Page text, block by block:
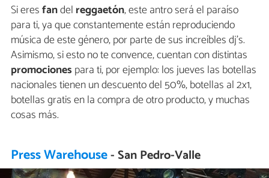
Si eresfandel reggaetón, este antro será el paraíso
para ti, ya que constantemente están reproduciendo
música de este género, por parte de sus increíbles dj's.
Asimismo, si esto no te convence, cuentan con distintas
promociones para ti, por ejemplo: los jueves las botellas
nacionales tienen un descuento del 50%, botellas al 2x1,
botellas gratis en la compra de otro producto, y muchas
cosas más.
Press Warehouse- San Pedro-Valle